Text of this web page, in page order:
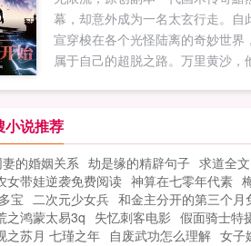
幕，却意外成为一名太玄行走。自
宣穿梭在各个光怪陆离的奇妙世界
属于自己的超脱之路。万里黄沙，
他推开棺木，与从中苏醒的那位绝
女子，演绎跨越种族的倾世爱恋。
巅，他凭一己之力独战众仙，手握
星辰！宇宙深处，他和化外天魔展
一战，世人皆言，大道尽头他为峰
餮之力，吞噬天地万物，踏上万界
小说推荐
的婚姻关系 劫是缘的精辟句子 求道全
女带娃逆袭免费阅读 神算在七零年代素
宝 二次元少女兵 和金主分开的第三个月
之鸿蒙太易3q 失忆刺客电影 假面骑士特
之苏月 七瑾之年 自废武功怎么理解 女子